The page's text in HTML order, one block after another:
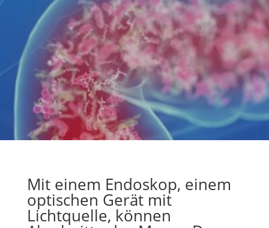
Mit einem Endoskop, einem
optischen Gerät mit
Lichtquelle, können